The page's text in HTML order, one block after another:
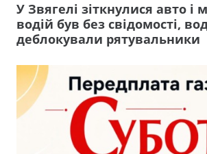
У Звягелі зіткнулися авто і
водій був без свідомості,
деблокували рятувальники